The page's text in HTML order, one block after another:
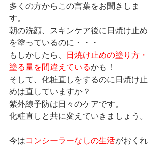
多くの方からこの言葉をお聞きしま
す。
朝の洗顔、スキンケア後に日焼け止め
を塗っているのに・・・
もしかしたら、
日焼け止めの塗り方・
塗る量を間違えているかも！
そして、化粧直しをするのに日焼け止
めは直していますか？
紫外線予防は日々のケアです。
化粧直しと共に変えていきましょう。
今はコンシーラーなしの生活がおくれ